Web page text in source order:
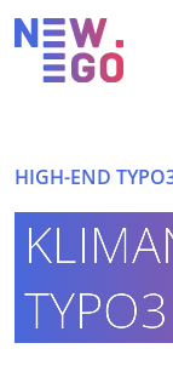
HIGH-END